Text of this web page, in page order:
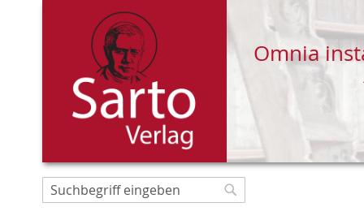
Direkt
zum
Omnia
Suche